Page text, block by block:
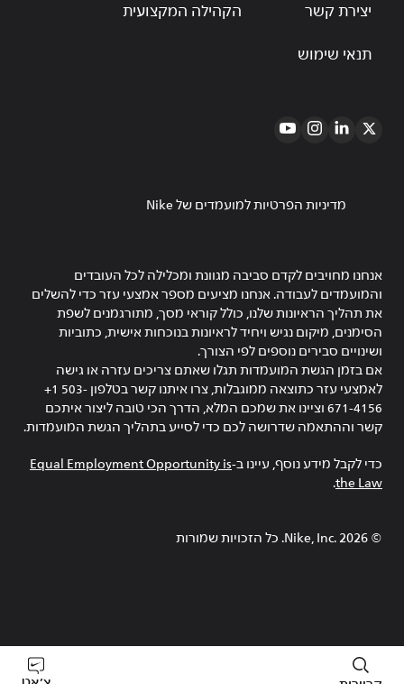
יצירת קשר הקהילה המקצועית
תנאי שימוש
מדיניות הפרטיות למועמדים של Nike
אנחנו מחויבים לקדם סביבה מגוונת ומכלילה לכל העובדים
והמועמדים לעבודה. אנחנו מציעים מספר אמצעי עזר כדי להשלים
את תהליך הראיונות שלנו, כולל קוראי מסך, מתורגמנים לשפת
הסימנים, מיקום נגיש ויחיד לראיונות בנוכחות אישית, כתוביות
ושינויים סבירים נוספים לפי הצורך.
אם בזמן הגשת המועמדות תגלו שאתם צריכים עזרה או גישה
לאמצעי עזר כתוצאה ממוגבלות, צרו איתנו קשר בטלפון ‎+1 503-
671-4156 וציינו את שמכם המלא, הדרך הכי טובה ליצור איתכם
קשר וההתאמה שדרושה לכם כדי לסייע בתהליך הגשת המועמדות.
כדי לקבל מידע נוסף, עיינו ב-Equal Employment Opportunity is
the Law
.
©
2026